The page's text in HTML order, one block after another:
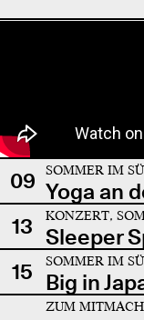
09 SOMMER IM
Yoga an
13
KONZERT,
Sleeper
15
SOMMER IM
Big in
ZUM